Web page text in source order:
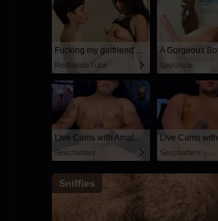
Fucking my girlfriend's hot mommy by mistake
RedhandsTube
A Gorgeous
SayUncle
Live Cams with Amateur Men
Sexchatters Sexchatters
Sniffies